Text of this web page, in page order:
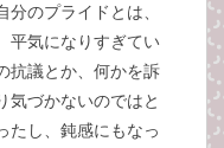
のプライドとは、
平気になりすぎてい
抗議とか、何かを訴
気づかないのではと
たし、鈍感にもなっ